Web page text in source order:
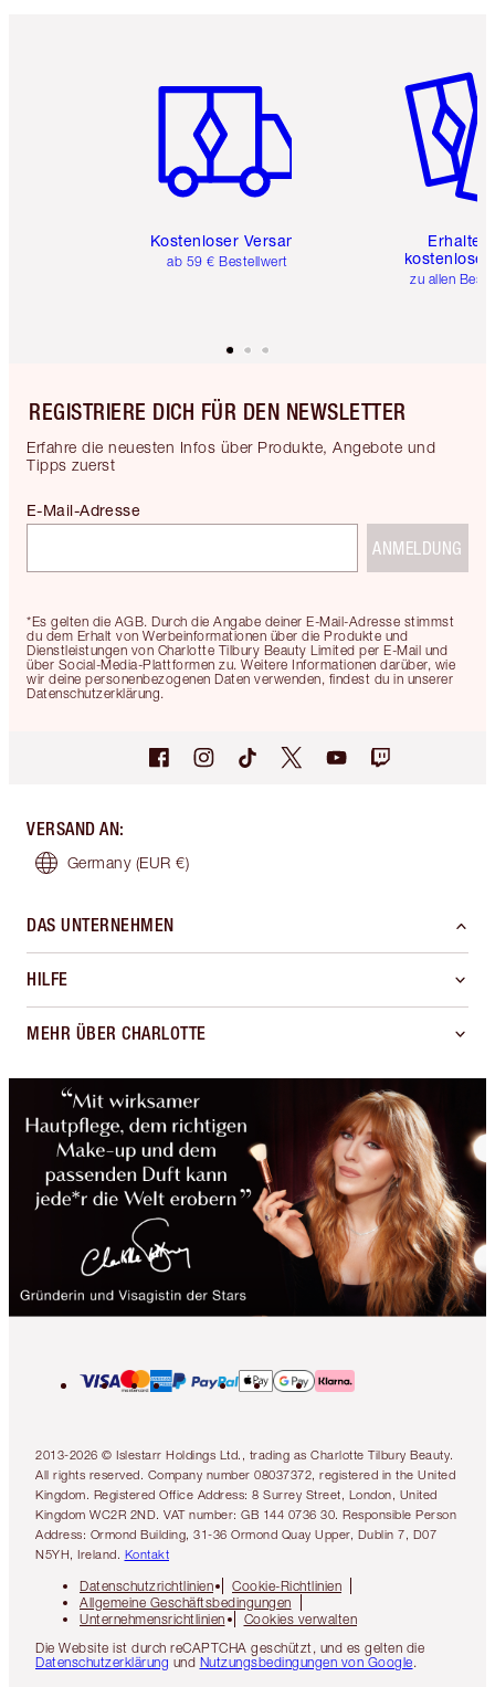
Kostenloser Versand
ab 59 € Bestellwert
Erhalte
kostenlose
zu allen
REGISTRIERE DICH FÜR DEN NEWSLETTER
Erfahre die neuesten Infos über Produkte, Angebote und
Tipps zuerst
*Es gelten die AGB. Durch die Angabe deiner E-Mail-Adresse stimmst
du dem Erhalt von Werbeinformationen über die Produkte und
Dienstleistungen von Charlotte Tilbury Beauty Limited per E-Mail und
über Social-Media-Plattformen zu. Weitere Informationen darüber, wie
wir deine personenbezogenen Daten verwenden, findest du in unserer
Datenschutzerklärung.
E-Mail-Adresse
ANMELDUNG
VERSAND AN:
Germany (EUR €)
DAS UNTERNEHMEN
HILFE
MEHR ÜBER CHARLOTTE
2013-2026 © Islestarr Holdings Ltd., trading as Charlotte Tilbury Beauty.
All rights reserved. Company number 08037372, registered in the United
Kingdom. Registered Office Address: 8 Surrey Street, London, United
Kingdom WC2R 2ND. VAT number: GB 144 0736 30. Responsible Person
Address: Ormond Building, 31-36 Ormond Quay Upper, Dublin 7, D07
N5YH, Ireland. Kontakt
Datenschutzrichtlinien
Cookie-Richtlinien
Allgemeine Geschäftsbedingungen
Unternehmensrichtlinien
Cookies verwalten
Die Website ist durch reCAPTCHA geschützt, und es gelten die
Datenschutzerklärung und Nutzungsbedingungen von Google.